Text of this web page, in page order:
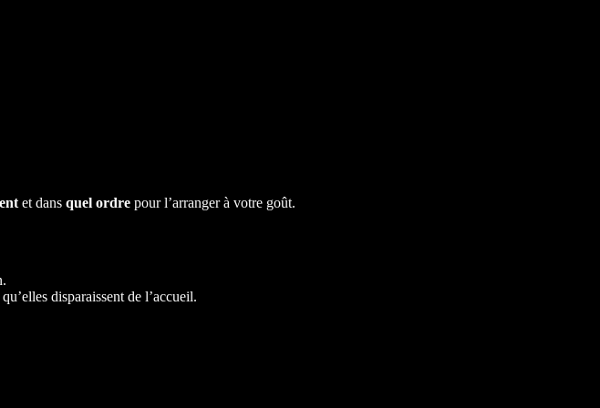
et dans quel ordre pour l’arranger à votre goût.
disparaissent de l’accueil.